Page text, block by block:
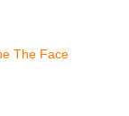
The Face